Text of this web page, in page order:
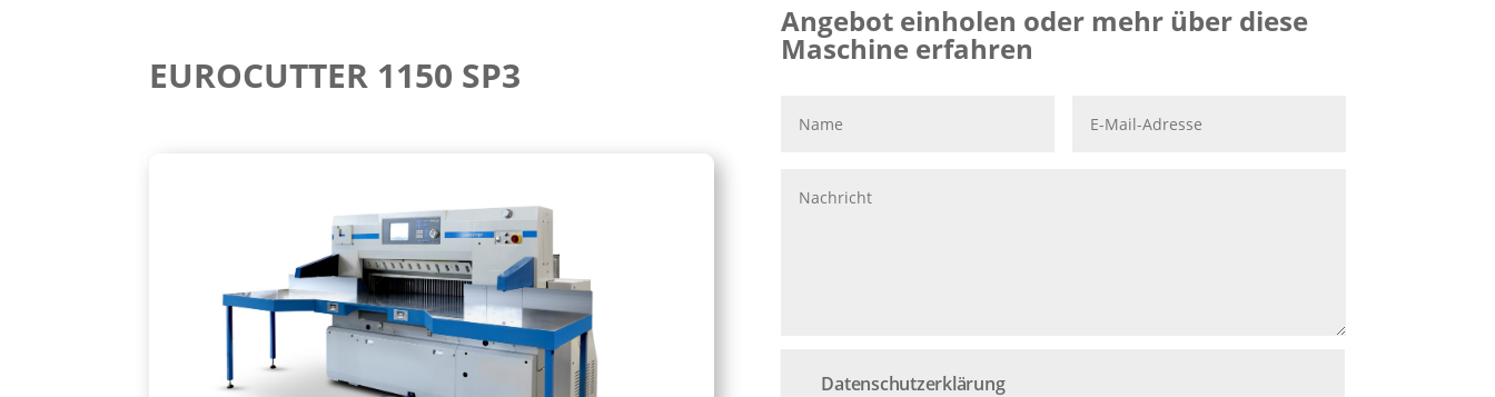
EUROCUTTER 1150 SP3
Angebot einholen oder mehr über diese
Maschine erfahren
Datenschutzerklärung